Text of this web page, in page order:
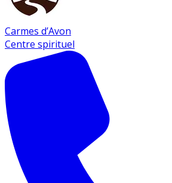
Carmes d’Avon
Centre spirituel